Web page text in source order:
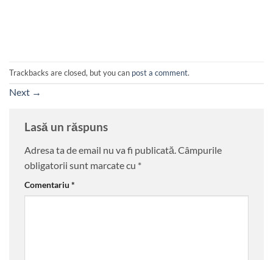
Trackbacks are closed, but you can post a comment.
Next →
Lasă un răspuns
Adresa ta de email nu va fi publicată.Câmpurile
obligatorii sunt marcate cu *
Comentariu *